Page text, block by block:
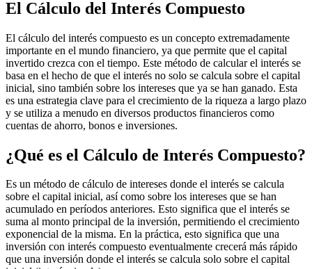
El Cálculo del Interés Compuesto
El cálculo del interés compuesto es un concepto extremadamente
importante en el mundo financiero, ya que permite que el capital
invertido crezca con el tiempo. Este método de calcular el interés se
basa en el hecho de que el interés no solo se calcula sobre el capital
inicial, sino también sobre los intereses que ya se han ganado. Esta
es una estrategia clave para el crecimiento de la riqueza a largo plazo
y se utiliza a menudo en diversos productos financieros como
cuentas de ahorro, bonos e inversiones.
¿Qué es el Cálculo de Interés Compuesto?
Es un método de cálculo de intereses donde el interés se calcula
sobre el capital inicial, así como sobre los intereses que se han
acumulado en períodos anteriores. Esto significa que el interés se
suma al monto principal de la inversión, permitiendo el crecimiento
exponencial de la misma. En la práctica, esto significa que una
inversión con interés compuesto eventualmente crecerá más rápido
que una inversión donde el interés se calcula solo sobre el capital